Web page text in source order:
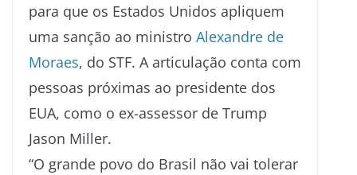
para que os Estados Unidos apliquem
uma sanção ao ministro Alexandre de
Moraes, do STF. A articulação conta com
pessoas próximas ao presidente dos
EUA, como o ex-assessor de Trump
Jason Miller.
“O grande povo do Brasil não vai tolerar